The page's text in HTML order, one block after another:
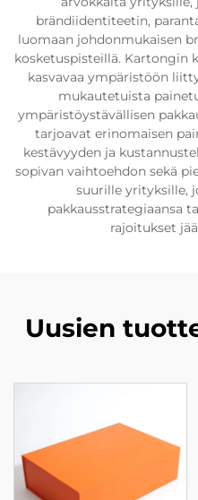
brändiidentiteetin,
luomaan johdonmukaisen
kosketuspisteillä. Kartongin
kasvavaa ympäristöön
mukautetuista
ympäristöystävällisen
tarjoavat erinomaisen
kestävyyden ja
sopivan vaihtoehdon sekä
suurille yrityksille,
pakkausstrategiaansa
rajoitukset
Uusien